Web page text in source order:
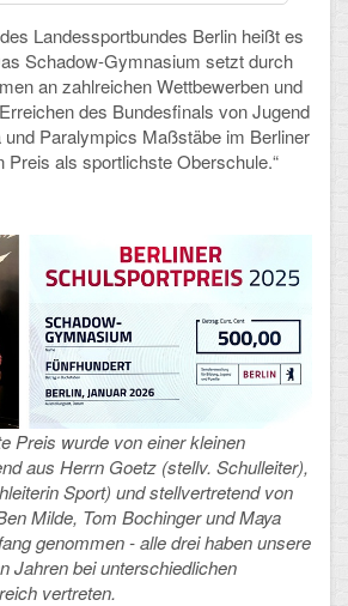
Landessportbundes Berlin heißt es
Schadow-Gymnasium setzt durch
an zahlreichen Wettbewerben und
des Bundesfinals von Jugend
Paralympics Maßstäbe im Berliner
Preis als sportlichste Oberschule.“
Preis wurde von einer kleinen
aus Herrn Goetz (stellv. Schulleiter),
Sport) und stellvertretend von
Milde, Tom Bochinger und Maya
genommen - alle drei haben unsere
Jahren bei unterschiedlichen
vertreten.